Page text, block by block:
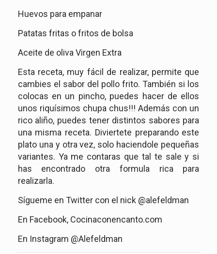
Huevos para empanar
Patatas fritas o fritos de bolsa
Aceite de oliva Virgen Extra
Esta receta, muy fácil de realizar, permite que
cambies el sabor del pollo frito. También si los
colocas en un pincho, puedes hacer de ellos
unos riquísimos chupa chus!!! Además con un
rico aliño, puedes tener distintos sabores para
una misma receta. Diviertete preparando este
plato una y otra vez, solo haciendole pequeñas
variantes. Ya me contaras que tal te sale y si
has encontrado otra formula rica para
realizarla.
Sígueme en Twitter con el nick @alefeldman
En Facebook, Cocinaconencanto.com
En Instagram @Alefeldman